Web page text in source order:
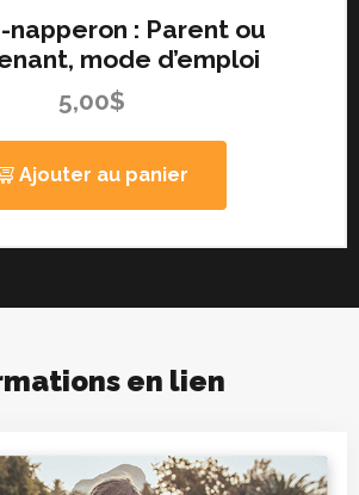
napperon : Parent ou
mode d’emploi
5,00$
Ajouter au panier
en lien